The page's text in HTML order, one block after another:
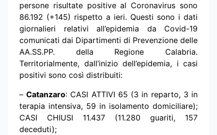
persone risultate positive al Coronavirus sono
86.192 (+145) rispetto a ieri. Questi sono i dati
giornalieri relativi all’epidemia da Covid-19
comunicati dai Dipartimenti di Prevenzione delle
AA.SS.PP. della Regione Calabria.
Territorialmente, dall’inizio dell’epidemia, i casi
positivi sono così distribuiti:
–Catanzaro: CASI ATTIVI 65 (3 in reparto, 3 in
terapia intensiva, 59 in isolamento domiciliare);
CASI CHIUSI 11.437 (11.280 guariti, 157
deceduti);